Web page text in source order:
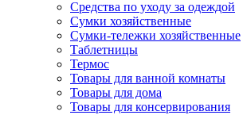
Средства по уходу за одеждой
Сумки хозяйственные
Сумки-тележки хозяйственные
Таблетницы
Термос
Товары для ванной комнаты
Товары для дома
Товары для консервирования